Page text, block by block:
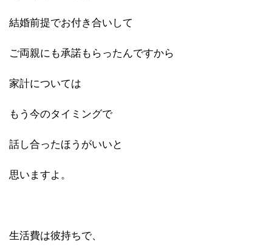
結婚前提でお付き合いして
ご両親にも承諾もらったんですから
家計については
もう今のタイミングで
話し合ったほうがいいと
思いますよ。
生活費は彼持ちで、